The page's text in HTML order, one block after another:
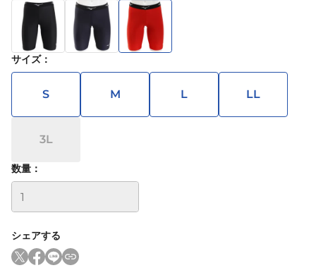
サイズ：
S M L LL
3L
数量：
シェアする